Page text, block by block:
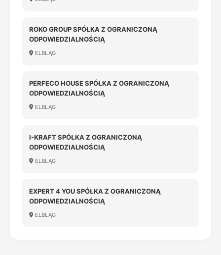
ROKO GROUP SPÓŁKA Z OGRANICZONĄ
ODPOWIEDZIALNOŚCIĄ
ELBLĄG
PERFECO HOUSE SPÓŁKA Z OGRANICZONĄ
ODPOWIEDZIALNOŚCIĄ
ELBLĄG
I-KRAFT SPÓŁKA Z OGRANICZONĄ
ODPOWIEDZIALNOŚCIĄ
ELBLĄG
EXPERT 4 YOU SPÓŁKA Z OGRANICZONĄ
ODPOWIEDZIALNOŚCIĄ
ELBLĄG